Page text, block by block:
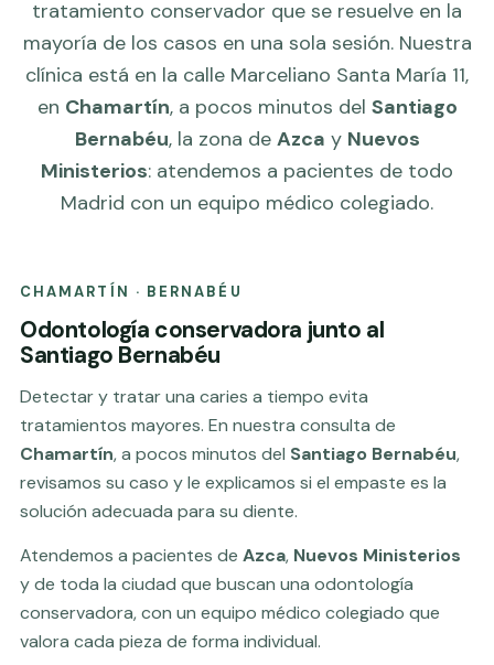
tratamiento conservador que se resuelve en la
mayoría de los casos en una sola sesión. Nuestra
clínica está en la calle Marceliano Santa María 11,
en Chamartín, a pocos minutos del Santiago
Bernabéu, la zona de Azca y Nuevos
Ministerios: atendemos a pacientes de todo
Madrid con un equipo médico colegiado.
CHAMARTÍN · BERNABÉU
Odontología conservadora junto al
Santiago Bernabéu
Detectar y tratar una caries a tiempo evita
tratamientos mayores. En nuestra consulta de
Chamartín, a pocos minutos del Santiago Bernabéu,
revisamos su caso y le explicamos si el empaste es la
solución adecuada para su diente.
Atendemos a pacientes de Azca, Nuevos Ministerios
y de toda la ciudad que buscan una odontología
conservadora, con un equipo médico colegiado que
valora cada pieza de forma individual.